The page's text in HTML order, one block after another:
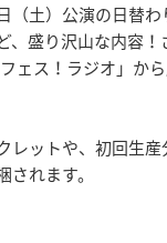
（土）公演の日替
、盛り沢山な内容
ェス！ラジオ」か
レットや、初回生
れます。